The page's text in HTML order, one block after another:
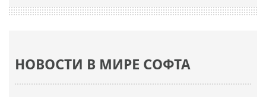
НОВОСТИ В МИРЕ СОФТА